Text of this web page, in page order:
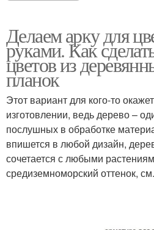
Делаем арку для
руками. Как
цветов из
планок
Этот вариант для кого-то
изготовлении, ведь дерево –
послушных в обработке
впишется в любой дизайн,
сочетается с любыми
средиземноморский оттенок,